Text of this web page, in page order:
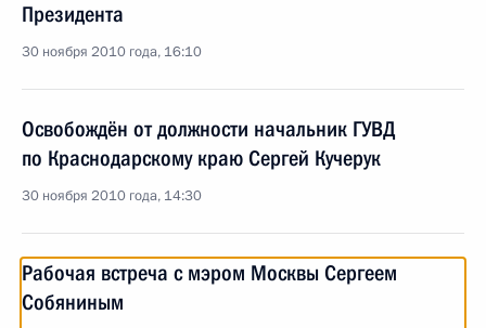
Президента
30 ноября 2010 года, 16:10
Освобождён от должности начальник ГУВД
по Краснодарскому краю Сергей Кучерук
30 ноября 2010 года, 14:30
Рабочая встреча с мэром Москвы Сергеем
Собяниным